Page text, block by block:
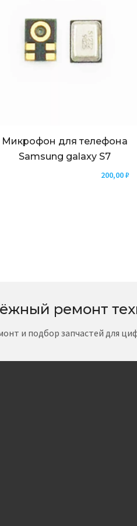
Микрофон для телефона
Samsung galaxy S7
200,00₽
ремонт
и подбор запчастей для